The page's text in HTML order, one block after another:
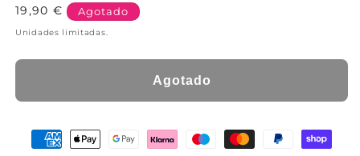
Precio
habitual
19,90 € Agotado
Unidades limitadas.
Agotado